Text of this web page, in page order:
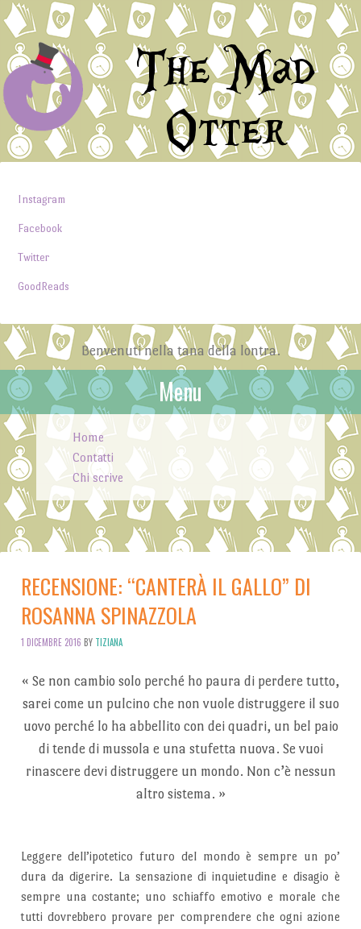
The Mad
Otter
Instagram
Facebook
Twitter
GoodReads
Benvenuti nella tana della lontra.
Menu
Skip to content
Home
Contatti
Chi scrive
RECENSIONE: “CANTERÀ IL GALLO” DI
ROSANNA SPINAZZOLA
1 DICEMBRE 2016 BY TIZIANA
« Se non cambio solo perché ho paura di perdere tutto,
sarei come un pulcino che non vuole distruggere il suo
uovo perché lo ha abbellito con dei quadri, un bel paio
di tende di mussola e una stufetta nuova. Se vuoi
rinascere devi distruggere un mondo. Non c’è nessun
altro sistema. »
Leggere dell’ipotetico futuro del mondo è sempre un po’
dura da digerire. La sensazione di inquietudine e disagio è
sempre una costante; uno schiaffo emotivo e morale che
tutti dovrebbero provare per comprendere che ogni azione